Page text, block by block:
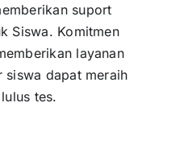
suport
Siswa. Komitmen
layanan
siswa dapat meraih
tes.